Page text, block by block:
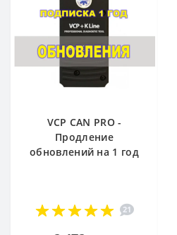
VCP CAN PRO -
Продление
обновлений на 1 год
21